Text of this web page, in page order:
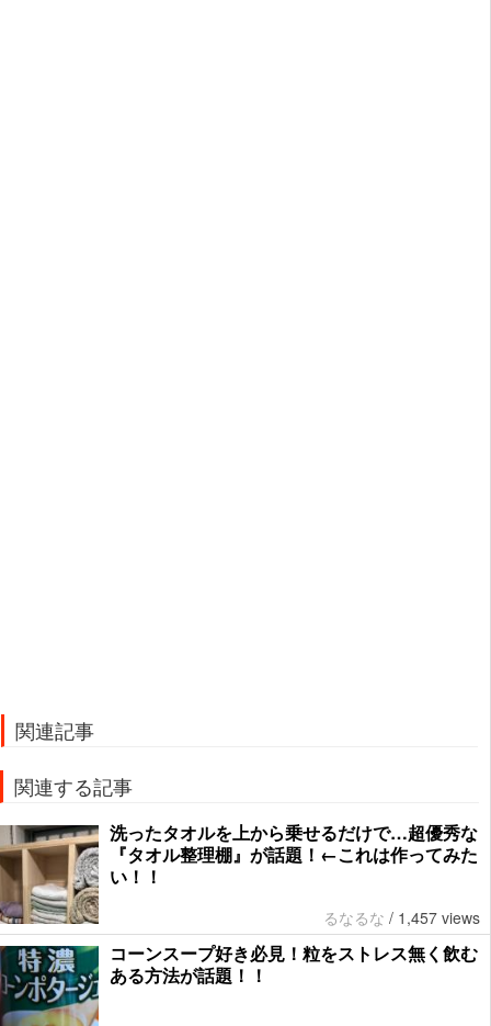
関連記事
関連する記事
洗ったタオルを上から乗せるだけで…超優秀な
『タオル整理棚』が話題！←これは作ってみた
い！！
るなるな / 1,457 views
コーンスープ好き必見！粒をストレス無く飲む
ある方法が話題！！